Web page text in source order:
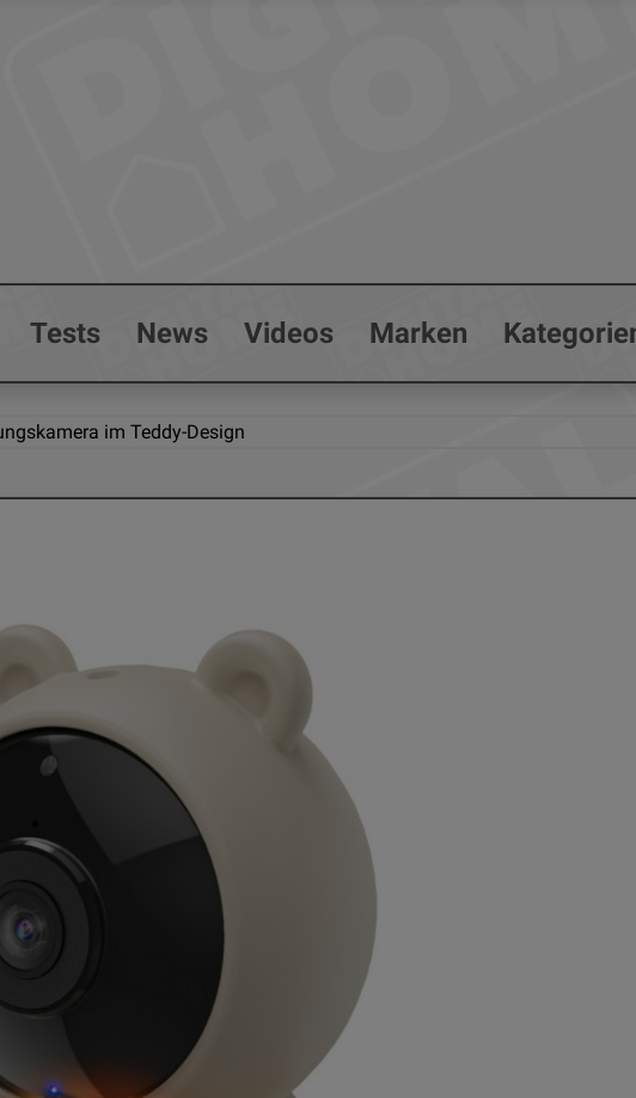
Tests News Videos Marken
im Teddy-Design